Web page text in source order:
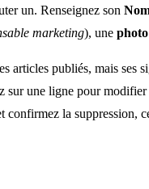
un. Renseignez son
marketing), une photo
articles publiés, mais ses
sur une ligne pour
la suppression,